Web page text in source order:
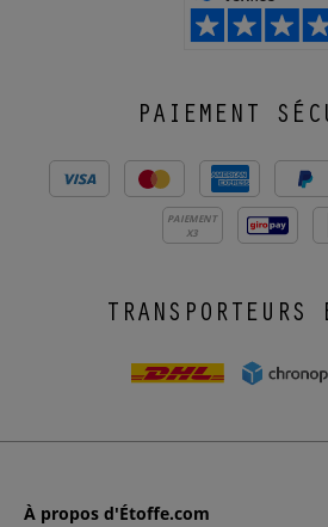
PAIEMENT
PAIEMENT
X3
TRANSPORTEURS
À propos d'Étoffe.com